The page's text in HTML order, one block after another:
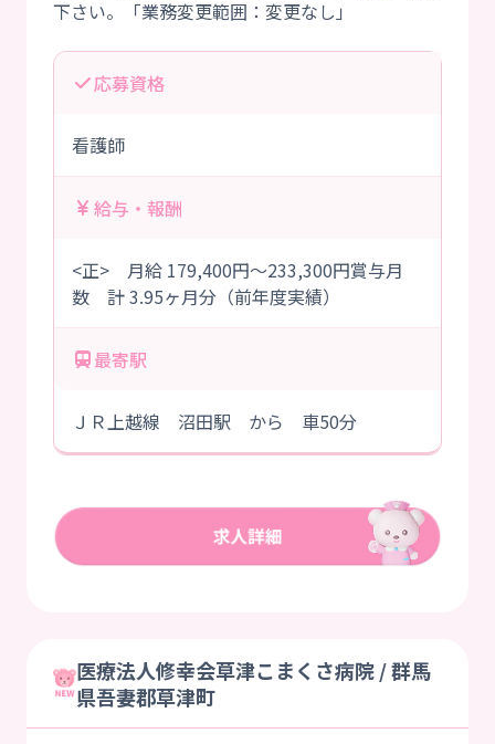
応募資格
看護師
給与・報酬
<正> 月給 179,400円～233,300円賞与月
数 計 3.95ヶ月分（前年度実績）
最寄駅
ＪＲ上越線 沼田駅 から 車50分
医療法人修幸会草津こまくさ病院 / 群馬
県吾妻郡草津町